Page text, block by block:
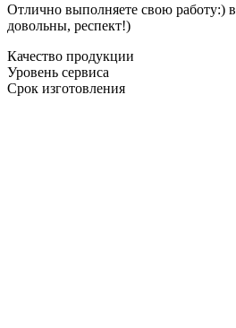
Отлично выполняете свою работу:)
довольны, респект!)
Качество продукции
Уровень сервиса
Срок изготовления